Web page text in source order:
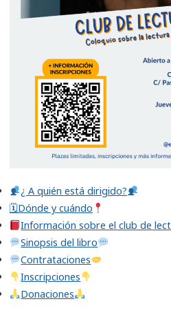
​¿ A quién está dirigido?
🗓Dónde y cuándo
​Información sobre el club de
​Sinopsis del libro
​Contrataciones
​Inscripciones
​Donaciones